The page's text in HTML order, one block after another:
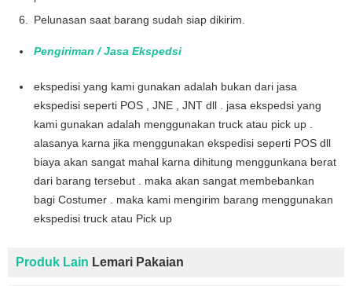
Pelunasan saat barang sudah siap dikirim.
Pengiriman / Jasa Ekspedsi
ekspedisi yang kami gunakan adalah bukan dari jasa
ekspedisi seperti POS , JNE , JNT dll . jasa ekspedsi yang
kami gunakan adalah menggunakan truck atau pick up .
alasanya karna jika menggunakan ekspedisi seperti POS dll
biaya akan sangat mahal karna dihitung menggunkana berat
dari barang tersebut . maka akan sangat membebankan
bagi Costumer . maka kami mengirim barang menggunakan
ekspedisi truck atau Pick up
Produk Lain Lemari Pakaian